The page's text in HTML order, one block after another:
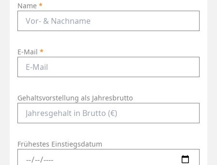
Name *
E-Mail *
Gehaltsvorstellung als Jahresbrutto
Frühestes Einstiegsdatum